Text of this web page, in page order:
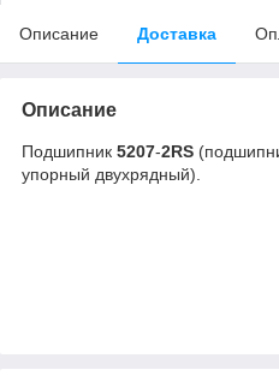
Описание Доставка
Описание
Подшипник 5207-2RS
упорный двухрядный).